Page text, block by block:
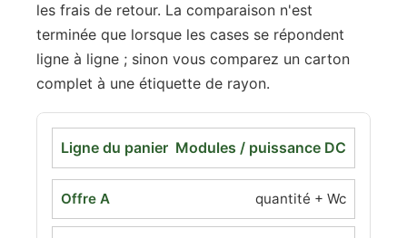
les frais de retour. La comparaison n'est
terminée que lorsque les cases se répondent
ligne à ligne ; sinon vous comparez un carton
complet à une étiquette de rayon.
Modules / puissance DC
quantité + Wc